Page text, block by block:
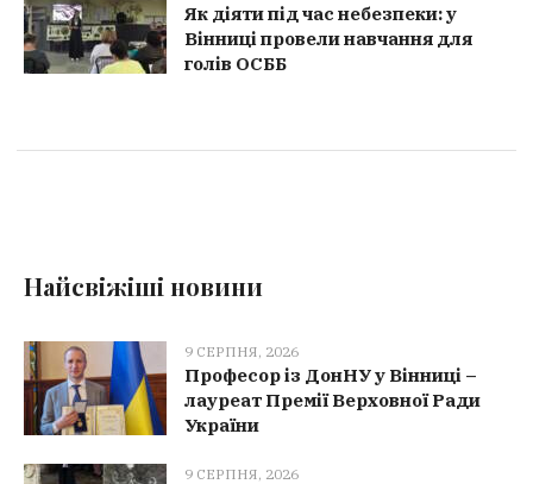
Як діяти під час небезпеки: у
Вінниці провели навчання для
голів ОСББ
Найсвіжіші новини
9 СЕРПНЯ, 2026
Професор із ДонНУ у Вінниці –
лауреат Премії Верховної Ради
України
9 СЕРПНЯ, 2026